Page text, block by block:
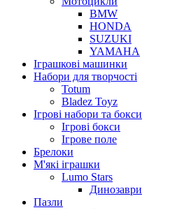
BMW
HONDA
SUZUKI
YAMAHA
Іграшкові машинки
Набори для творчості
Totum
Bladez Toyz
Ігрові набори та бокси
Ігрові бокси
Ігрове поле
Брелоки
М'які іграшки
Lumo Stars
Динозаври
Пазли